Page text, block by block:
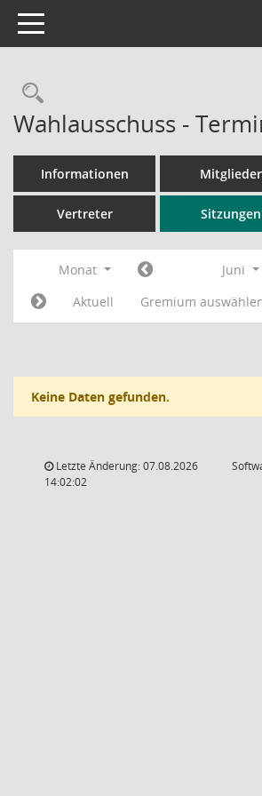
Toggle navigation
Rechercheauswahl
Wahlausschuss -
Informationen Mitglieder
Vertreter Sitzungen
Monat Juni
Aktuell
Gremium
Keine Daten gefunden.
Letzte Änderung: 07.08.2026
14:02:02